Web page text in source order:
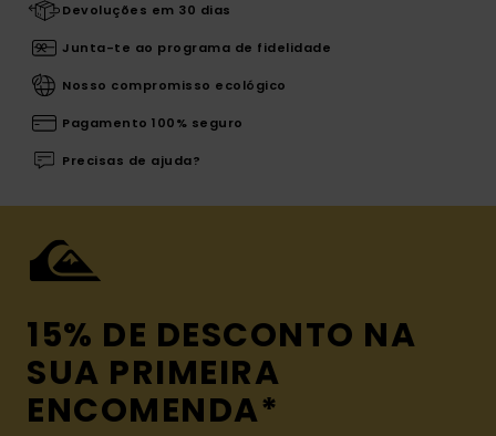
Devoluções em 30 dias
Junta-te ao programa de fidelidade
Nosso compromisso ecológico
Pagamento 100% seguro
Precisas de ajuda?
15% DE DESCONTO NA
SUA PRIMEIRA
ENCOMENDA*